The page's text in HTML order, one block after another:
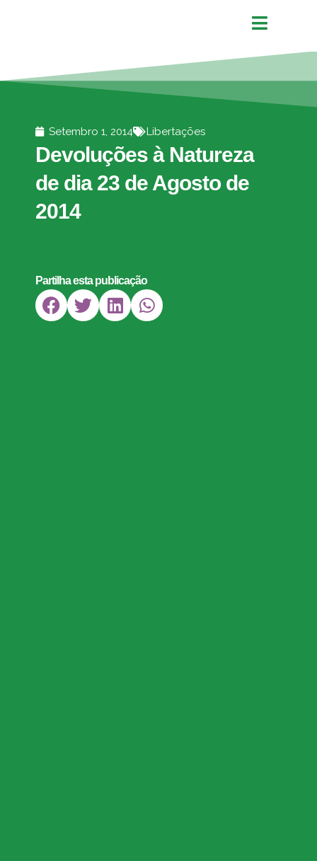
Setembro 1, 2014 Libertações
Devoluções à Natureza
de dia 23 de Agosto de
2014
Partilha esta publicação